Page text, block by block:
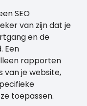
SEO
van zijn dat je
en de
Een
rapporten
je website,
toepassen.